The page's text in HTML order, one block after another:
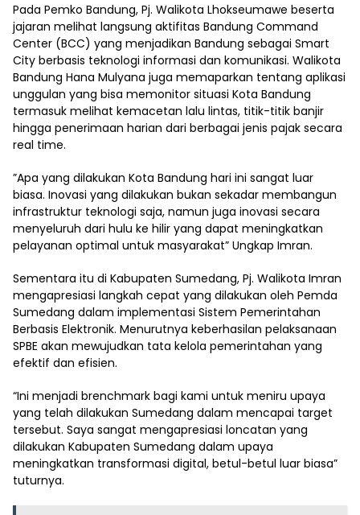
Pada Pemko Bandung, Pj. Walikota Lhokseumawe beserta
jajaran melihat langsung aktifitas Bandung Command
Center (BCC) yang menjadikan Bandung sebagai Smart
City berbasis teknologi informasi dan komunikasi. Walikota
Bandung Hana Mulyana juga memaparkan tentang aplikasi
unggulan yang bisa memonitor situasi Kota Bandung
termasuk melihat kemacetan lalu lintas, titik-titik banjir
hingga penerimaan harian dari berbagai jenis pajak secara
real time.
”Apa yang dilakukan Kota Bandung hari ini sangat luar
biasa. Inovasi yang dilakukan bukan sekadar membangun
infrastruktur teknologi saja, namun juga inovasi secara
menyeluruh dari hulu ke hilir yang dapat meningkatkan
pelayanan optimal untuk masyarakat” Ungkap Imran.
Sementara itu di Kabupaten Sumedang, Pj. Walikota Imran
mengapresiasi langkah cepat yang dilakukan oleh Pemda
Sumedang dalam implementasi Sistem Pemerintahan
Berbasis Elektronik. Menurutnya keberhasilan pelaksanaan
SPBE akan mewujudkan tata kelola pemerintahan yang
efektif dan efisien.
“Ini menjadi brenchmark bagi kami untuk meniru upaya
yang telah dilakukan Sumedang dalam mencapai target
tersebut. Saya sangat mengapresiasi loncatan yang
dilakukan Kabupaten Sumedang dalam upaya
meningkatkan transformasi digital, betul-betul luar biasa”
tuturnya.